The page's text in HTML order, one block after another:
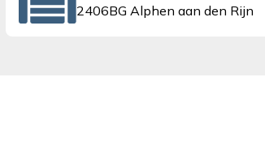
2406BG Alphen aan den Rijn